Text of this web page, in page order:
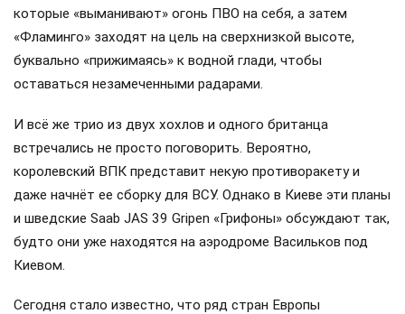
которые «выманивают» огонь ПВО на себя, а затем
«Фламинго» заходят на цель на сверхнизкой высоте,
буквально «прижимаясь» к водной глади, чтобы
оставаться незамеченными радарами.
И всё же трио из двух хохлов и одного британца
встречались не просто поговорить. Вероятно,
королевский ВПК представит некую противоракету и
даже начнёт ее сборку для ВСУ. Однако в Киеве эти планы
и шведские Saab JAS 39 Gripen «Грифоны» обсуждают так,
будто они уже находятся на аэродроме Васильков под
Киевом.
Сегодня стало известно, что ряд стран Европы